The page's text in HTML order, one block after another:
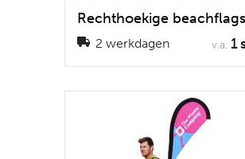
Rechthoekige beachflags
2 werkdagen v.a. 1